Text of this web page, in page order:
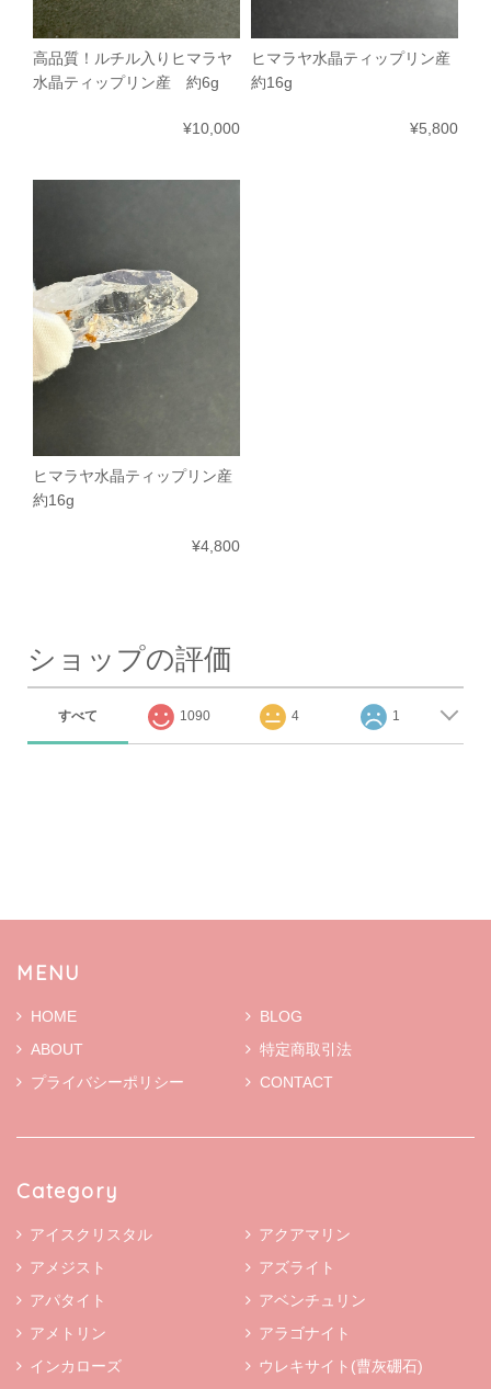
高品質！ルチル入りヒマラヤ
水晶ティップリン産 約6g
¥10,000
ヒマラヤ水晶ティップリン産
約16g
¥5,800
ヒマラヤ水晶ティップリン産
約16g
¥4,800
ショップの評価
すべて 1090 4 1
MENU
HOME
BLOG
ABOUT
特定商取引法
プライバシーポリシー
CONTACT
Category
アイスクリスタル
アクアマリン
アメジスト
アズライト
アパタイト
アベンチュリン
アメトリン
アラゴナイト
インカローズ
ウレキサイト(曹灰硼石)